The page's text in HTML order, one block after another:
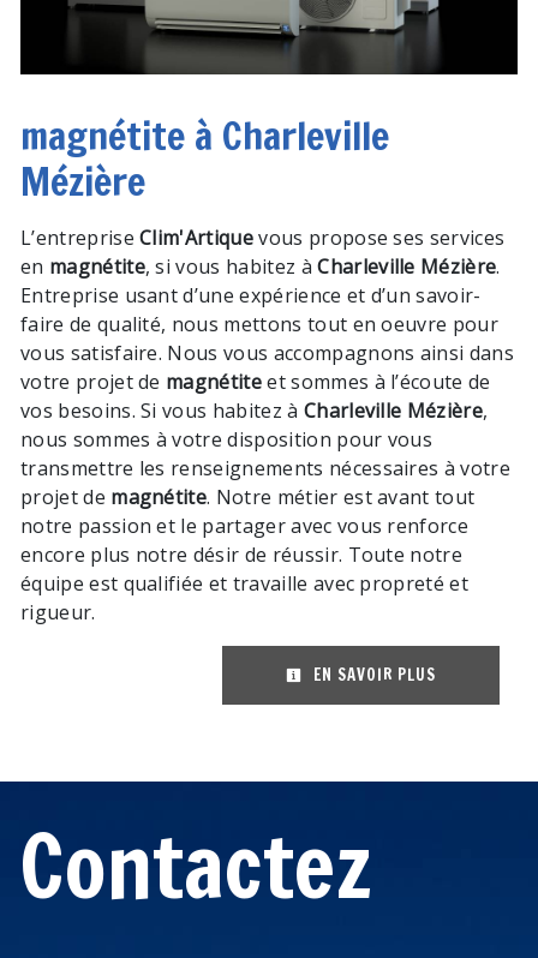
magnétite à Charleville
Mézière
L’entrepriseClim'Artiquevous propose ses services
en magnétite, si vous habitez àCharleville Mézière.
Entreprise usant d’une expérience et d’un savoir-
faire de qualité, nous mettons tout en oeuvre pour
vous satisfaire. Nous vous accompagnons ainsi dans
votre projet de magnétiteet sommes à l’écoute de
vos besoins. Si vous habitez à Charleville Mézière,
nous sommes à votre disposition pour vous
transmettre les renseignements nécessaires à votre
projet de magnétite. Notre métier est avant tout
notre passion et le partager avec vous renforce
encore plus notre désir de réussir. Toute notre
équipe est qualifiée et travaille avec propreté et
rigueur.
EN SAVOIR PLUS
Contactez